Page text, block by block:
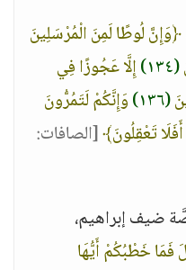
﴿وَإِنَّ لُوطًا لَمِنَ الْمُرْسَلِينَ
(١٣٤)
إِلَّا عَجُوزًا فِي
(١٣٦)
وَإِنَّكُمْ لَتَمُرُّونَ
أَفَلَا تَعْقِلُونَ﴾[الصافات:
ضيف إبراهيم،
فَمَا خَطْبُكُمْ أَيُّهَا